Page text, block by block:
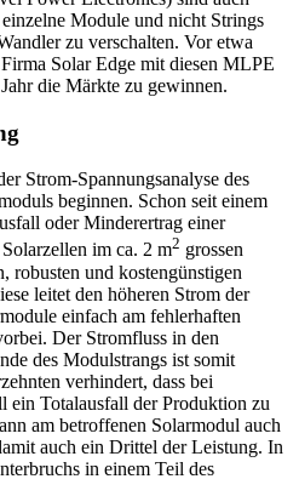
Module und nicht Strings
zu verschalten. Vor etwa
Solar Edge mit diesen MLPE
die Märkte zu gewinnen.
Strom-Spannungsanalyse des
beginnen. Schon seit einem
oder Minderertrag einer
im ca. 2 m2 grossen
robusten und kostengünstigen
leitet den höheren Strom der
einfach am fehlerhaften
Der Stromfluss in den
des Modulstrangs ist somit
verhindert, dass bei
ein Totalausfall der Produktion zu
am betroffenen Solarmodul auch
auch ein Drittel der Leistung. In
in einem Teil des